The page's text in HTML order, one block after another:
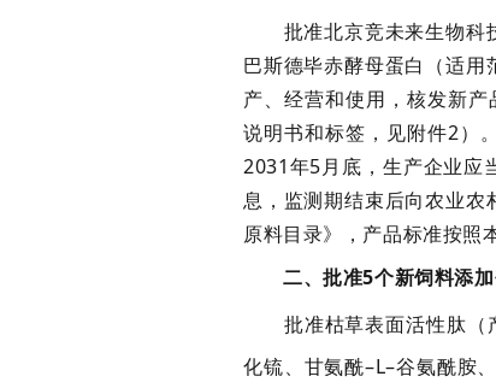
批准北京竞未来生物科
巴斯德毕赤酵母蛋白（适
产、经营和使用 ， 核发新产
说明书和标签 ， 见附件2）
2031年5月底 ， 生产企业应
息 ， 监测期结束后向农业农
原料目录》，产品标准按照
二、批准5个新饲料添
批准枯草表面活性肽（
化锍、甘氨酰–L–谷氨酰胺